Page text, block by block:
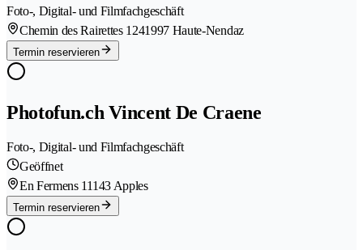
Foto-, Digital- und Filmfachgeschäft
Chemin des Rairettes 1241997 Haute-Nendaz
Termin reservieren
Photofun.ch Vincent De Craene
Foto-, Digital- und Filmfachgeschäft
Geöffnet
En Fermens 11143 Apples
Termin reservieren